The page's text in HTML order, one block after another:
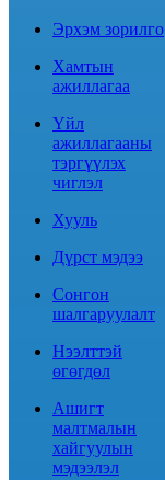
Эрхэм зорилго
Хамтын
ажиллагаа
Үйл
ажиллагааны
тэргүүлэх
чиглэл
Хууль
Дүрст мэдээ
Сонгон
шалгаруулалт
Нээлттэй
өгөгдөл
Ашигт
малтмалын
хайгуулын
мэдээлэл